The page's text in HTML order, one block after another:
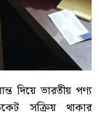
দিয়ে ভারতীয় পণ্য
সক্রিয় থাকার